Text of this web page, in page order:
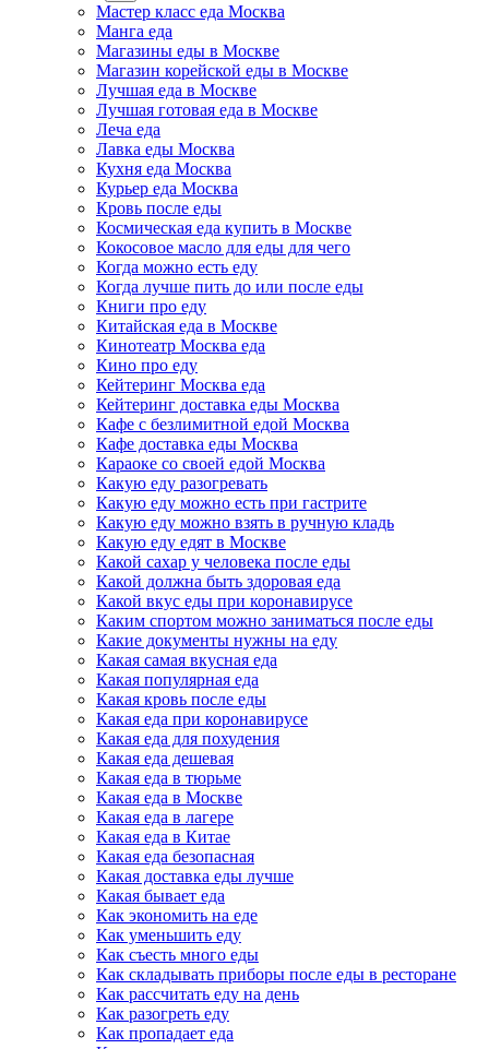
Мастер класс еда Москва
Манга еда
Магазины еды в Москве
Магазин корейской еды в Москве
Лучшая еда в Москве
Лучшая готовая еда в Москве
Леча еда
Лавка еды Москва
Кухня еда Москва
Курьер еда Москва
Кровь после еды
Космическая еда купить в Москве
Кокосовое масло для еды для чего
Когда можно есть еду
Когда лучше пить до или после еды
Книги про еду
Китайская еда в Москве
Кинотеатр Москва еда
Кино про еду
Кейтеринг Москва еда
Кейтеринг доставка еды Москва
Кафе с безлимитной едой Москва
Кафе доставка еды Москва
Караоке со своей едой Москва
Какую еду разогревать
Какую еду можно есть при гастрите
Какую еду можно взять в ручную кладь
Какую еду едят в Москве
Какой сахар у человека после еды
Какой должна быть здоровая еда
Какой вкус еды при коронавирусе
Каким спортом можно заниматься после еды
Какие документы нужны на еду
Какая самая вкусная еда
Какая популярная еда
Какая кровь после еды
Какая еда при коронавирусе
Какая еда для похудения
Какая еда дешевая
Какая еда в тюрьме
Какая еда в Москве
Какая еда в лагере
Какая еда в Китае
Какая еда безопасная
Какая доставка еды лучше
Какая бывает еда
Как экономить на еде
Как уменьшить еду
Как съесть много еды
Как складывать приборы после еды в ресторане
Как рассчитать еду на день
Как разогреть еду
Как пропадает еда